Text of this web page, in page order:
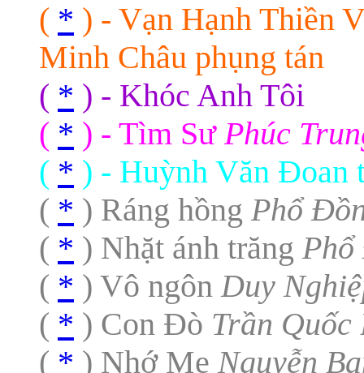
( * ) - Vạn Hạnh Thiền
Minh Châu phụng tán
( * ) - Khóc Anh Tôi
( * ) - Tìm SưPhúc
( * ) - Huỳnh Văn Đoan
( * ) Ráng hồng Phổ
( * ) Nhặt ánh trăng
( * ) Vô ngônDuy
( * ) Con Ðò Trần Quốc
( * ) Nhớ MẹNguyễn